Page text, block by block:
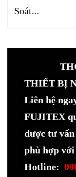
Soát...
THIẾT BỊ
Liên hệ
FUJITEX
được tư
phù hợp với
Hotline: